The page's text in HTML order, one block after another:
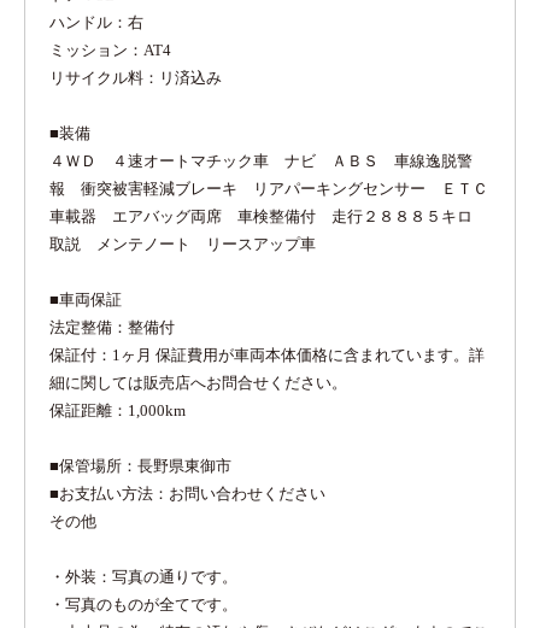
ハンドル：右
ミッション：AT4
リサイクル料：リ済込み
■装備
４ＷＤ ４速オートマチック車 ナビ ＡＢＳ 車線逸脱警
報 衝突被害軽減ブレーキ リアパーキングセンサー ＥＴＣ
車載器 エアバッグ両席 車検整備付 走行２８８８５キロ
取説 メンテノート リースアップ車
■車両保証
法定整備：整備付
保証付：1ヶ月 保証費用が車両本体価格に含まれています。詳
細に関しては販売店へお問合せください。
保証距離：1,000km
■保管場所：長野県東御市
■お支払い方法：お問い合わせください
その他
・外装：写真の通りです。
・写真のものが全てです。